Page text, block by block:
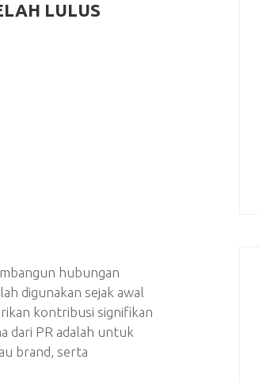
LULUS
hubungan
digunakan sejak awal
kontribusi signifikan
dari PR adalah untuk
brand, serta